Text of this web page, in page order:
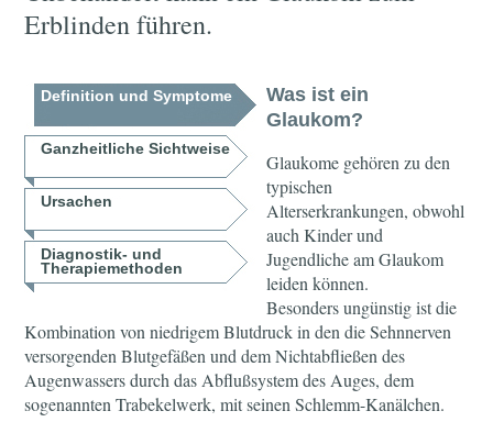
Erblinden führen.
Definition und Symptome
Ganzheitliche Sichtweise
Ursachen
Diagnostik- und
Therapiemethoden
Was ist ein
Glaukom?
Glaukome gehören zu den
typischen
Alterserkrankungen, obwohl
auch Kinder und
Jugendliche am Glaukom
leiden können.
Besonders ungünstig ist die
Kombination von niedrigem Blutdruck in den die Sehnnerven
versorgenden Blutgefäßen und dem Nichtabfließen des
Augenwassers durch das Abflußsystem des Auges, dem
sogenannten Trabekelwerk, mit seinen Schlemm-Kanälchen.